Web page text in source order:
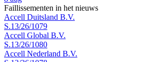
Faillissementen in het nieuws
Accell Duitsland B.V.
S.13/26/1079
Accell Global B.V.
S.13/26/1080
Accell Nederland B.V.